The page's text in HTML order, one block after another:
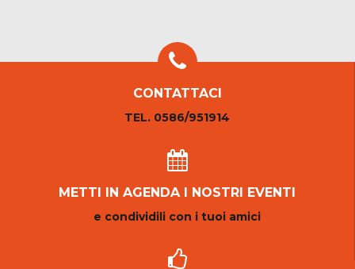
CONTATTACI
TEL. 0586/951914
METTI IN AGENDA I NOSTRI EVENTI
e condividili con i tuoi amici